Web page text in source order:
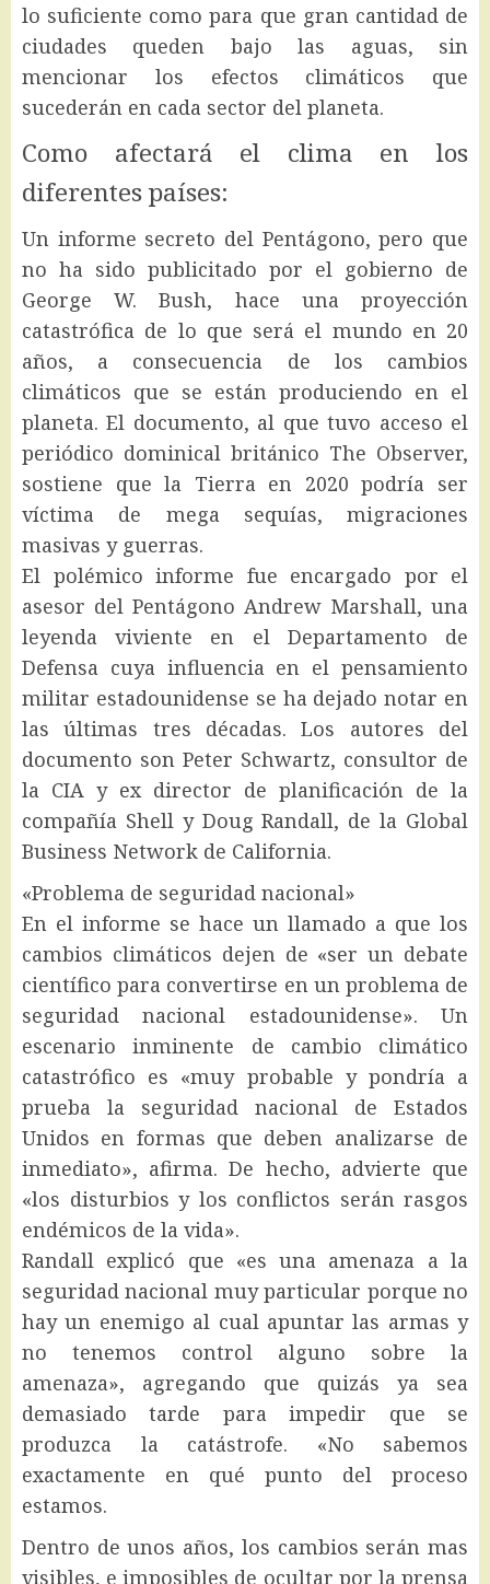
lo suficiente como para que gran cantidad de
ciudades queden bajo las aguas, sin
mencionar los efectos climáticos que
sucederán en cada sector del planeta.
Como afectará el clima en los
diferentes países:
Un informe secreto del Pentágono, pero que
no ha sido publicitado por el gobierno de
George W. Bush, hace una proyección
catastrófica de lo que será el mundo en 20
años, a consecuencia de los cambios
climáticos que se están produciendo en el
planeta. El documento, al que tuvo acceso el
periódico dominical británico The Observer,
sostiene que la Tierra en 2020 podría ser
víctima de mega sequías, migraciones
masivas y guerras.
El polémico informe fue encargado por el
asesor del Pentágono Andrew Marshall, una
leyenda viviente en el Departamento de
Defensa cuya influencia en el pensamiento
militar estadounidense se ha dejado notar en
las últimas tres décadas. Los autores del
documento son Peter Schwartz, consultor de
la CIA y ex director de planificación de la
compañía Shell y Doug Randall, de la Global
Business Network de California.
«Problema de seguridad nacional»
En el informe se hace un llamado a que los
cambios climáticos dejen de «ser un debate
científico para convertirse en un problema de
seguridad nacional estadounidense». Un
escenario inminente de cambio climático
catastrófico es «muy probable y pondría a
prueba la seguridad nacional de Estados
Unidos en formas que deben analizarse de
inmediato», afirma. De hecho, advierte que
«los disturbios y los conflictos serán rasgos
endémicos de la vida».
Randall explicó que «es una amenaza a la
seguridad nacional muy particular porque no
hay un enemigo al cual apuntar las armas y
no tenemos control alguno sobre la
amenaza», agregando que quizás ya sea
demasiado tarde para impedir que se
produzca la catástrofe. «No sabemos
exactamente en qué punto del proceso
estamos.
Dentro de unos años, los cambios serán mas
visibles, e imposibles de ocultar por la prensa